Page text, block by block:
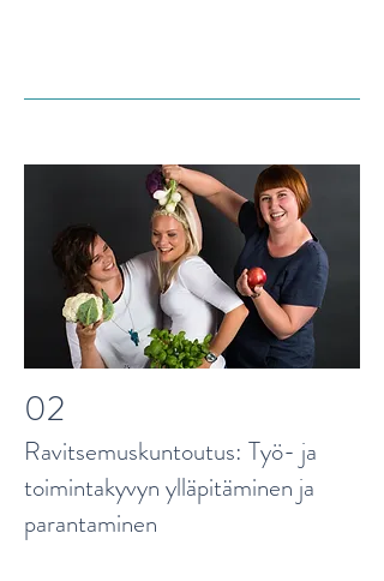
02
Ravitsemuskuntoutus: Työ- ja
toimintakyvyn ylläpitäminen ja
parantaminen